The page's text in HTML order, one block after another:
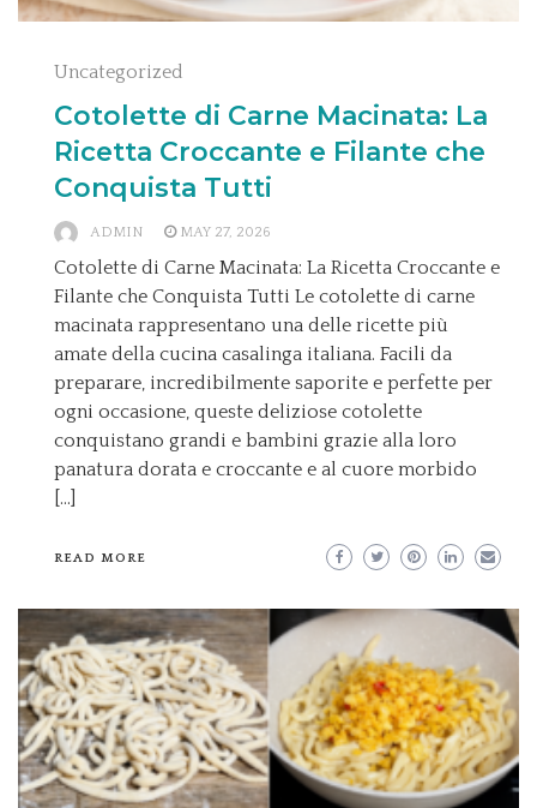
Uncategorized
Cotolette di Carne Macinata: La
Ricetta Croccante e Filante che
Conquista Tutti
ADMIN MAY 27, 2026
Cotolette di Carne Macinata: La Ricetta Croccante e
Filante che Conquista Tutti Le cotolette di carne
macinata rappresentano una delle ricette più
amate della cucina casalinga italiana. Facili da
preparare, incredibilmente saporite e perfette per
ogni occasione, queste deliziose cotolette
conquistano grandi e bambini grazie alla loro
panatura dorata e croccante e al cuore morbido
[…]
READ MORE